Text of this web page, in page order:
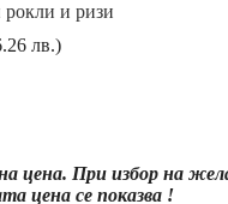
и ризи
лв.)Price
38.99€
(76.26
цена. При избор на
цена се показва !